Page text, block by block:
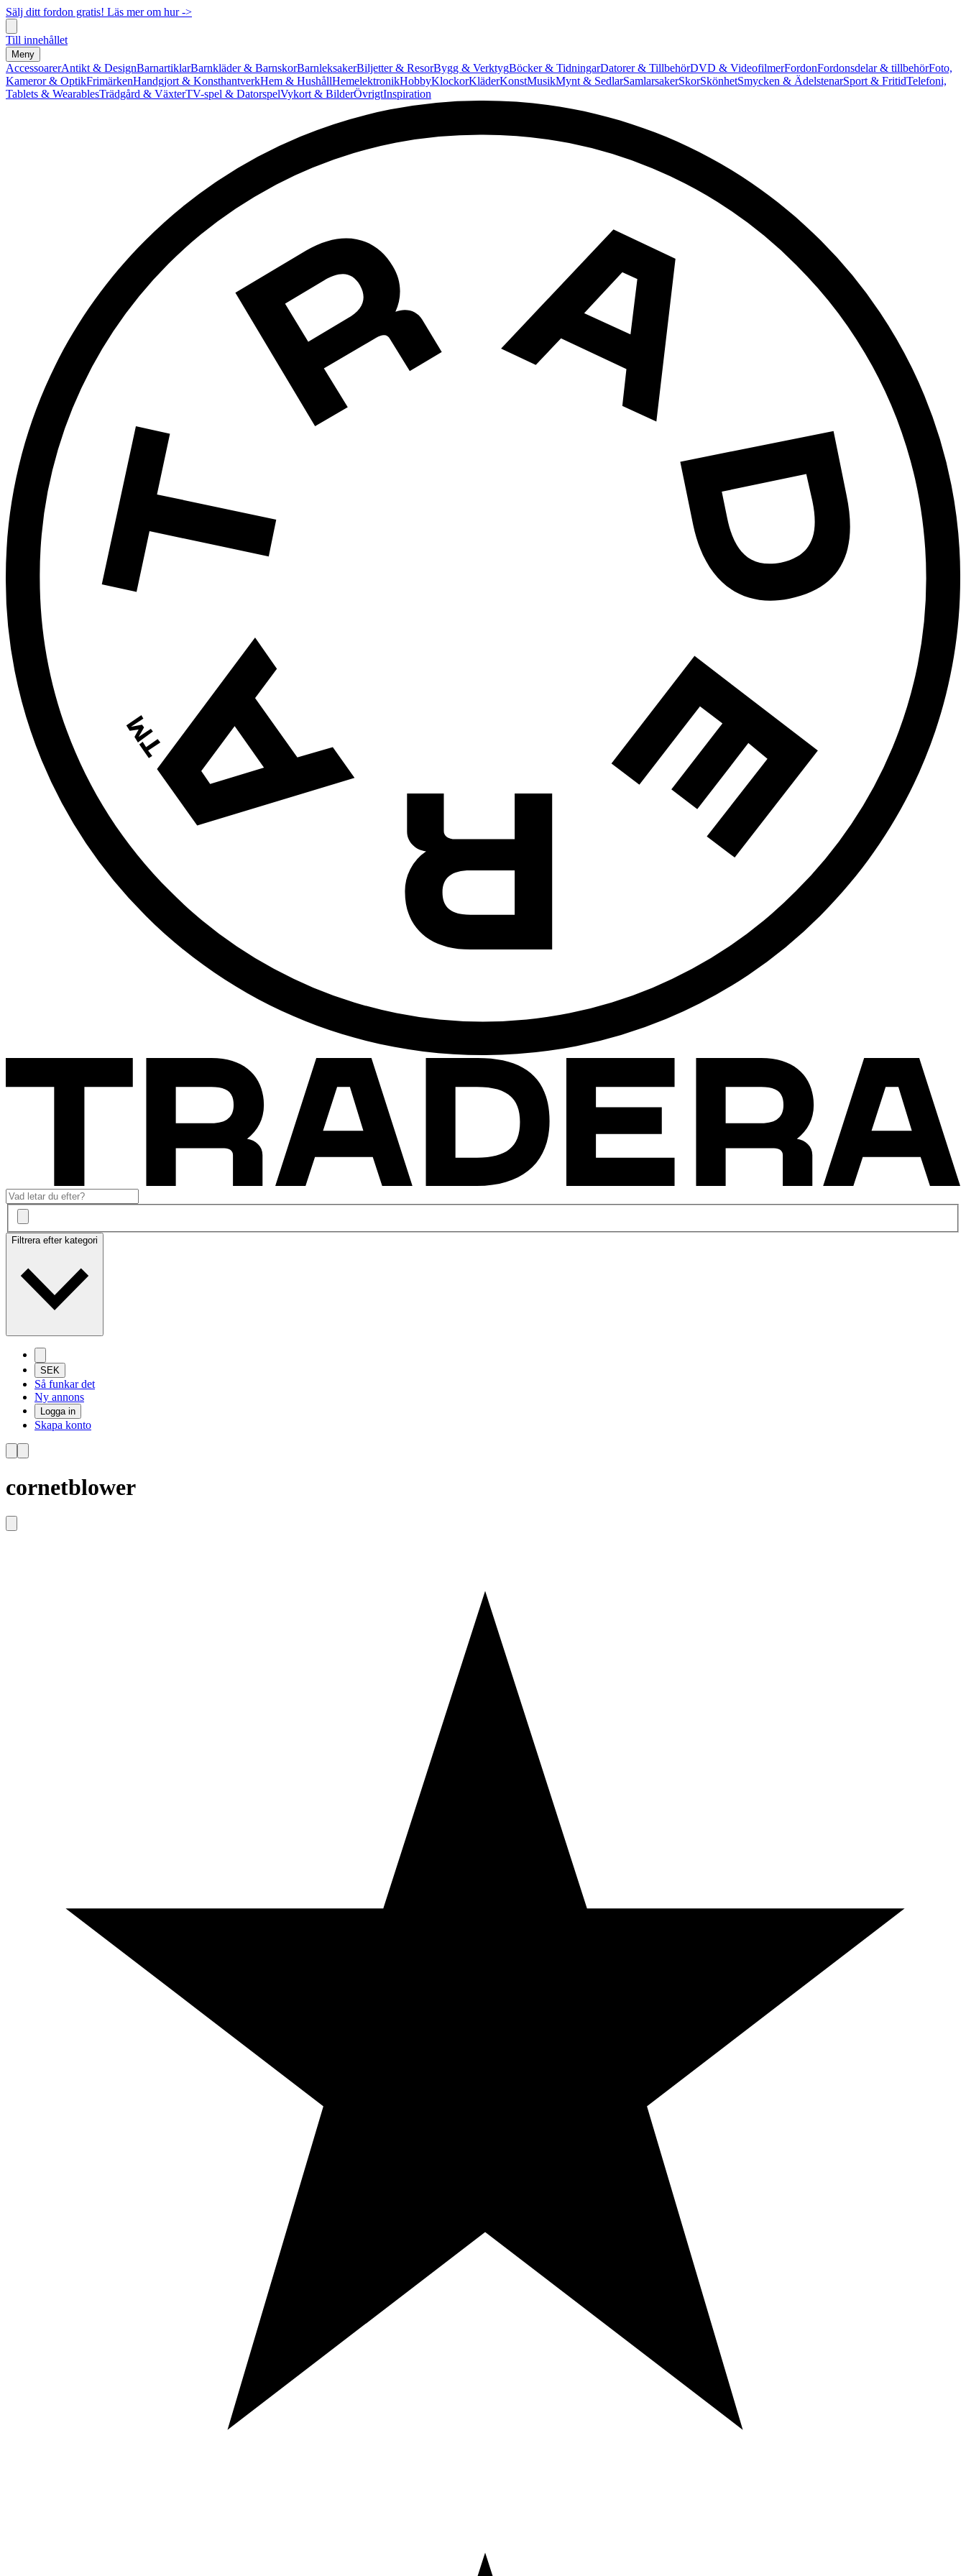
Sälj ditt fordon gratis! Läs mer om hur ->
Till innehållet
Meny
AccessoarerAntikt & DesignBarnartiklarBarnkläder & BarnskorBarnleksakerBiljetter & ResorBygg & VerktygBöcker & TidningarDatorer & TillbehörDVD & VideofilmerFordonFordonsdelar & tillbehörFoto,
Kameror & OptikFrimärkenHandgjort & KonsthantverkHem & HushållHemelektronikHobbyKlockorKläderKonstMusikMynt & SedlarSamlarsakerSkorSkönhetSmycken & ÄdelstenarSport & FritidTelefoni,
Tablets & WearablesTrädgård & VäxterTV-spel & DatorspelVykort & BilderÖvrigtInspiration
Filtrera efter kategori
SEK
Så funkar det
Ny annons
Logga in
Skapa konto
cornetblower